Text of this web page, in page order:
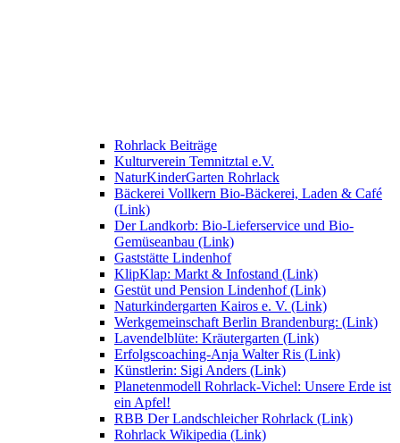
Rohrlack Beiträge
Kulturverein Temnitztal e.V.
NaturKinderGarten Rohrlack
Bäckerei Vollkern Bio-Bäckerei, Laden & Café
(Link)
Der Landkorb: Bio-Lieferservice und Bio-
Gemüseanbau (Link)
Gaststätte Lindenhof
KlipKlap: Markt & Infostand (Link)
Gestüt und Pension Lindenhof (Link)
Naturkindergarten Kairos e. V. (Link)
Werkgemeinschaft Berlin Brandenburg: (Link)
Lavendelblüte: Kräutergarten (Link)
Erfolgscoaching-Anja Walter Ris (Link)
Künstlerin: Sigi Anders (Link)
Planetenmodell Rohrlack-Vichel: Unsere Erde ist
ein Apfel!
RBB Der Landschleicher Rohrlack (Link)
Rohrlack Wikipedia (Link)